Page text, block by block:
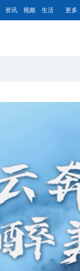
资讯 视频 生活 更多